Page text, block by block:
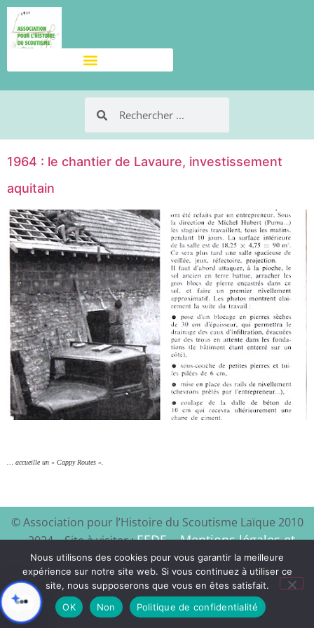
1964 : le chantier de Lavaure, investissement
aquitain
… accueille un « Cappy Routes ».
© Association pour l’Histoire du Scoutisme Laïque 2010
– 2024 – Site à visiter :EEDF–Mentions légales et
politique de confidentialité
Création du site :Xyloon
Nous utilisons des cookies pour vous garantir la meilleure
expérience sur notre site web. Si vous continuez à utiliser ce
site, nous supposerons que vous en êtes satisfait.
OK
Non Politique de confidentialité